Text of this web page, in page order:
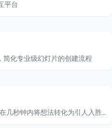
平台
简化专业级幻灯片的创建流程
几秒钟内将想法转化为引人入胜